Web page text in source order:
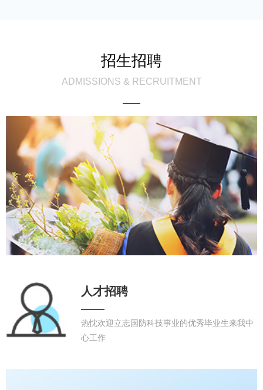
招生招聘
ADMISSIONS & RECRUITMENT
人才招聘
热忱欢迎立志国防科技事业的优秀毕业生来我中
心工作